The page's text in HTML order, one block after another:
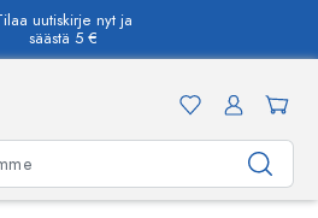
uutiskirje nyt ja
säästä 5 €